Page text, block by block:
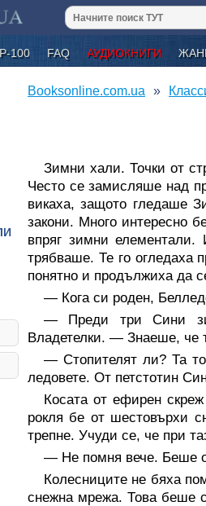
100 FAQ АУДИОКНИГИ
Booksonline.com.ua
Зимни хали. Точки от
Често се замисляше над
викаха, защото гледаше
закони. Много интересно
впряг зимни
трябваше. Те го огледаха
понятно и продължиха да
— Кога си роден,
— Преди три Сини
Владетелки. — Знаеше, че
— Стопителят ли? Та
ледовете. От петстотин
Косата от ефирен
рокля бе от шестовърхи
трепне. Учуди се, че при
— Не помня вече. Беше
Колесниците не бяха
снежна мрежа. Това беше